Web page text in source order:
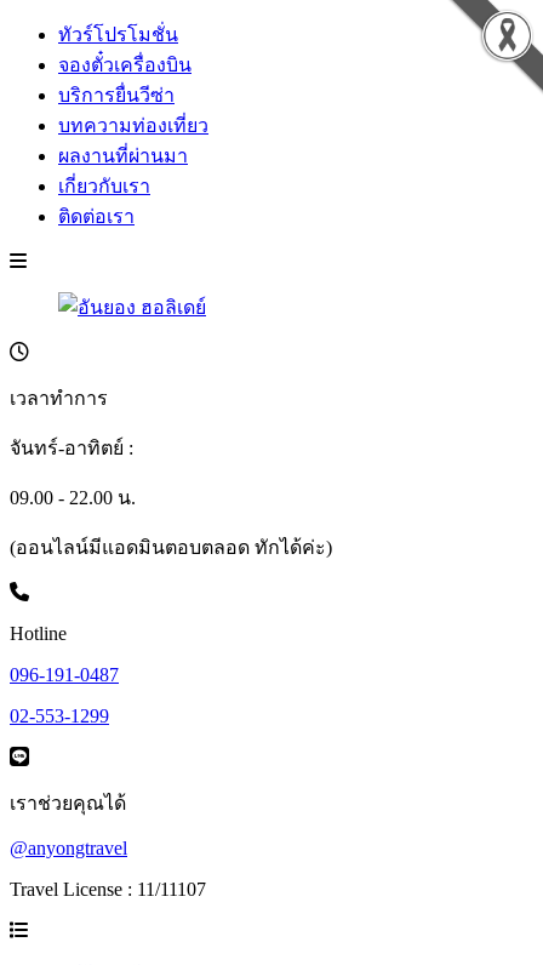
ทัวร์โปรโมชั่น
จองตั๋วเครื่องบิน
บริการยื่นวีซ่า
บทความท่องเที่ยว
ผลงานที่ผ่านมา
เกี่ยวกับเรา
ติดต่อเรา
เวลาทำการ
จันทร์-อาทิตย์ :
09.00 - 22.00 น.
(ออนไลน์มีแอดมินตอบตลอด ทักได้ค่ะ)
Hotline
096-191-0487
02-553-1299
เราช่วยคุณได้
@anyongtravel
Travel License : 11/11107